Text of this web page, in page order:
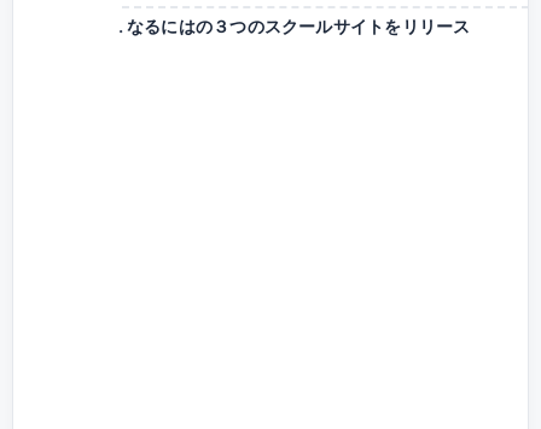
なるにはの３つのスクールサイトをリリース